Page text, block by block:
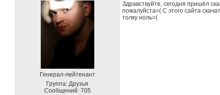
Генерал-лейтенант
Группа: Друзья
Сообщений: 705
Здравствуйте, сегодня пришёл
пожалуйста=( С этого сайта
толку ноль=(